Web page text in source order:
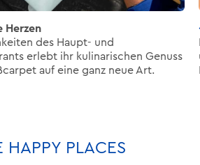
Herzen
des Haupt- und
erlebt ihr kulinarischen Genuss
auf eine ganz neue Art.
HAPPY PLACES